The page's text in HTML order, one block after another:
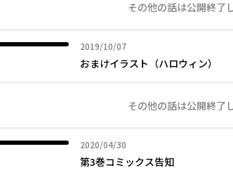
その他の話は公開終了
2019/10/07
2019年10月07日
おまけイラスト（ハロウィン）
その他の話は公開終了
2020/04/30
2020年04月30日
第3巻コミックス告知